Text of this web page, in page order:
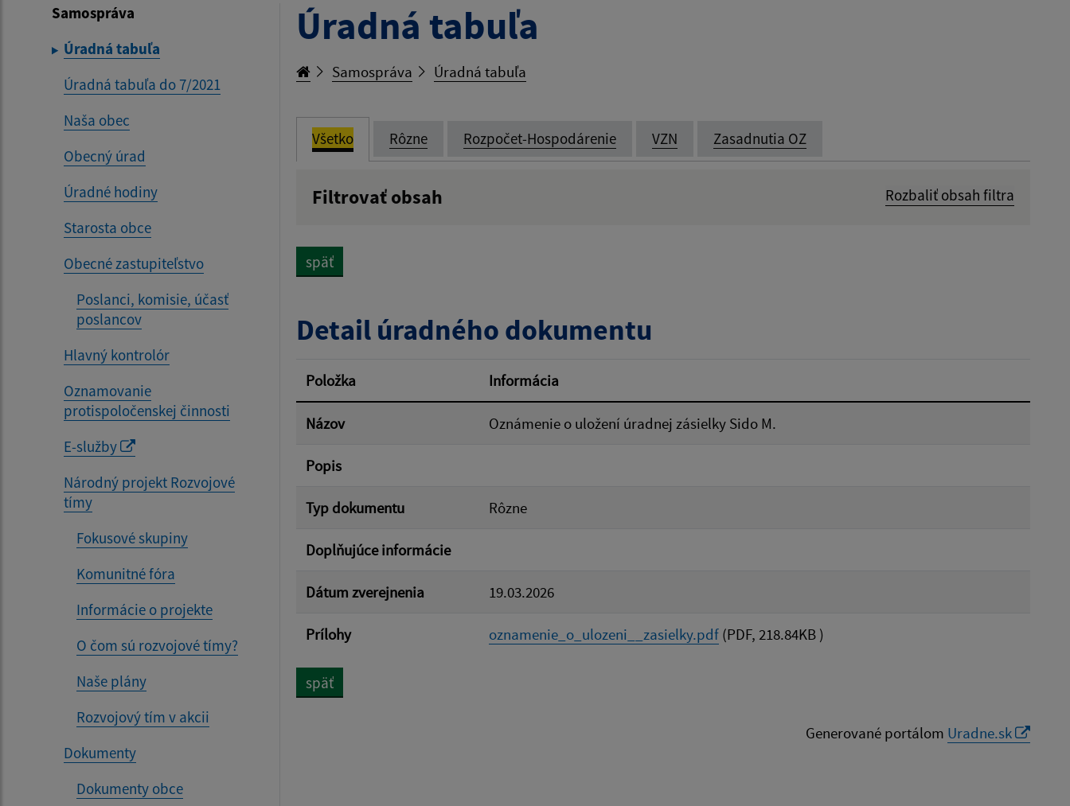
Samospráva
Úradná tabuľa
Úradná tabuľa do 7/2021
Naša obec
Obecný úrad
Úradné hodiny
Starosta obce
Obecné zastupiteľstvo
Poslanci, komisie, účasť
poslancov
Hlavný kontrolór
Oznamovanie
protispoločenskej činnosti
E-služby
Národný projekt Rozvojové
tímy
Fokusové skupiny
Komunitné fóra
Informácie o projekte
O čom sú rozvojové tímy?
Naše plány
Rozvojový tím v akcii
Dokumenty
Dokumenty obce
Úradná tabuľa
Samospráva Úradná tabuľa
Všetko Rôzne Rozpočet-Hospodárenie VZN Zasadnutia OZ
Filtrovať obsah Rozbaliť obsah filtra
Filtrovať
späť
Detail úradného dokumentu
Položka Informácia
Názov Oznámenie o uložení úradnej zásielky Sido M.
Popis
Typ dokumentu Rôzne
Doplňujúce informácie
Dátum zverejnenia 19.03.2026
Prílohy oznamenie_o_ulozeni__zasielky.pdf (PDF, 218.84KB )
späť
Generované portálom Uradne.sk